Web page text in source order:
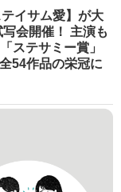
イサム愛】が大
会開催！ 主演も
ステサミー賞」
54作品の栄冠に